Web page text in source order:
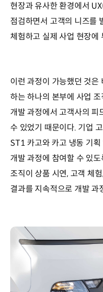
현장과 유사한 환경에서
점검하면서 고객의 니즈를
체험하고 실제 사업 현장에
이런 과정이 가능했던 것은
하는 하나의 본부에 사업
개발 과정에서 고객사의 피
수 있었기 때문이다. 기업
ST1 카고와 카고 냉동 기
개발 과정에 참여할 수 있
조직이 상품 시연, 고객 체
결과를 지속적으로 개발 과